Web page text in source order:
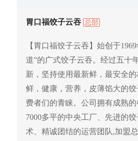
胃口福饺子云吞 总部
【胃口福饺子云吞】始创于
道”的广式饺子云吞。经过五十
新，坚持使用最新鲜，最安全
鲜，健康，营养，皮薄馅大的
费者们的青睐。公司拥有成熟的
7000多平的中央工厂、先进的
术、精诚团结的运营团队,加盟